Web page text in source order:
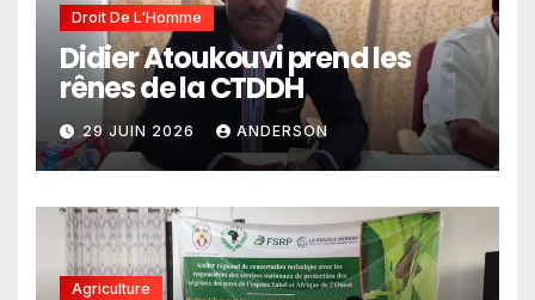
Droit De L'Homme
Didier Atoukouvi prend les
rênes de la CTDDH
29 JUIN 2026 ANDERSON
Agriculture